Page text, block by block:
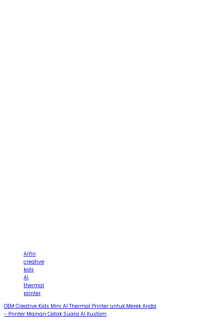
AiYin
creative
kids
AI
thermal
printer
OEM Creative Kids Mini AI Thermal Printer untuk Merek Anda
- Printer Mainan Cetak Suara AI Kustom